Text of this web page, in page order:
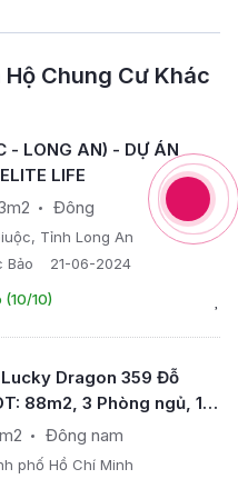
Chung Cư Khác
- LONG AN) - DỰ ÁN
LIFE
Đông
Tỉnh Long An
Bảo
21-06-2024
(10/10)
Lucky Dragon 359 Đỗ
88m2, 3 Phòng ngủ, 1
2 WC, hướng cửa Đông
Tây Nam; full nội thất
Đông nam
phố Hồ Chí Minh